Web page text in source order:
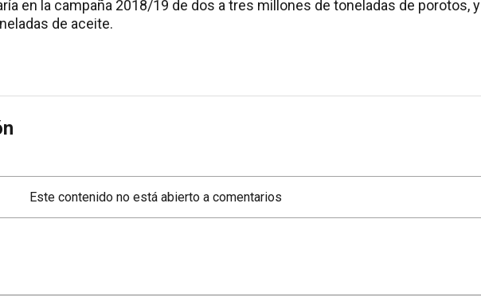
en la campaña 2018/19 de dos a tres millones de toneladas de porotos, y
de aceite.
Este contenido no está abierto a comentarios